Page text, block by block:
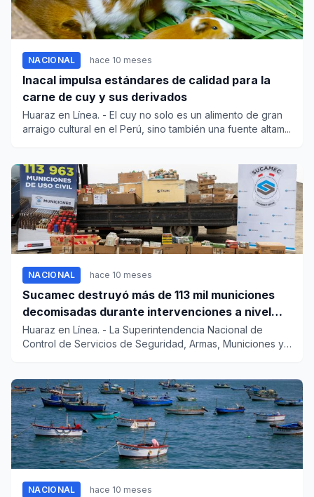
NACIONAL hace 10 meses
Inacal impulsa estándares de calidad para la
carne de cuy y sus derivados
Huaraz en Línea. - El cuy no solo es un alimento de gran
arraigo cultural en el Perú, sino también una fuente altam...
NACIONAL hace 10 meses
Sucamec destruyó más de 113 mil municiones
decomisadas durante intervenciones a nivel
nacional
Huaraz en Línea. - La Superintendencia Nacional de
Control de Servicios de Seguridad, Armas, Municiones y
NACIONAL hace 10 meses